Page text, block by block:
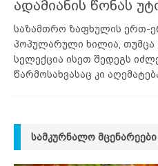
ადამიანის წონას
საზამთრო ზაფხულის ერთ-
პოპულარული ხილია, თუმცა
სელექცია ისეთ შედეგს
წარმოსახვასაც კი
ᲡᲐᲛᲙᲣᲠᲜᲐᲚᲝ ᲛᲪᲔᲜᲐᲠᲔᲔᲑᲘ